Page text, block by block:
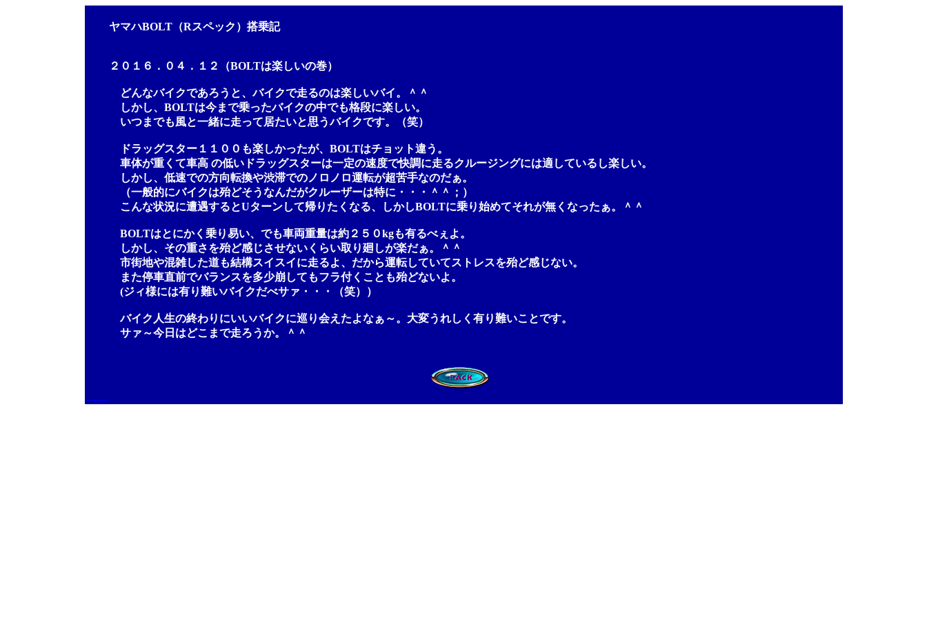
ヤマハBOLT（Rスペック）搭乗記
２０１６．０４．１２（BOLTは楽しいの巻）
どんなバイクであろうと、バイクで走るのは楽しいバイ。＾＾
しかし、BOLTは今まで乗ったバイクの中でも格段に楽しい。
いつまでも風と一緒に走って居たいと思うバイクです。（笑）
ドラッグスター１１００も楽しかったが、BOLTはチョット違う。
車体が重くて車高 の低いドラッグスターは一定の速度で快調に走るクルージングには適しているし楽しい。
しかし、低速での方向転換や渋滞でのノロノロ運転が超苦手なのだぁ。
（一般的にバイクは殆どそうなんだがクルーザーは特に・・・＾＾；）
こんな状況に遭遇するとUターンして帰りたくなる、しかしBOLTに乗り始めてそれが無くなったぁ。＾＾
BOLTはとにかく乗り易い、でも車両重量は約２５０kgも有るべぇよ。
しかし、その重さを殆ど感じさせないくらい取り廻しが楽だぁ。＾＾
市街地や混雑した道も結構スイスイに走るよ、だから運転していてストレスを殆ど感じない。
また停車直前でバランスを多少崩してもフラ付くことも殆どないよ。
(ジィ様には有り難いバイクだべサァ・・・（笑））
バイク人生の終わりにいいバイクに巡り会えたよなぁ～。大変うれしく有り難いことです。
サァ～今日はどこまで走ろうか。＾＾